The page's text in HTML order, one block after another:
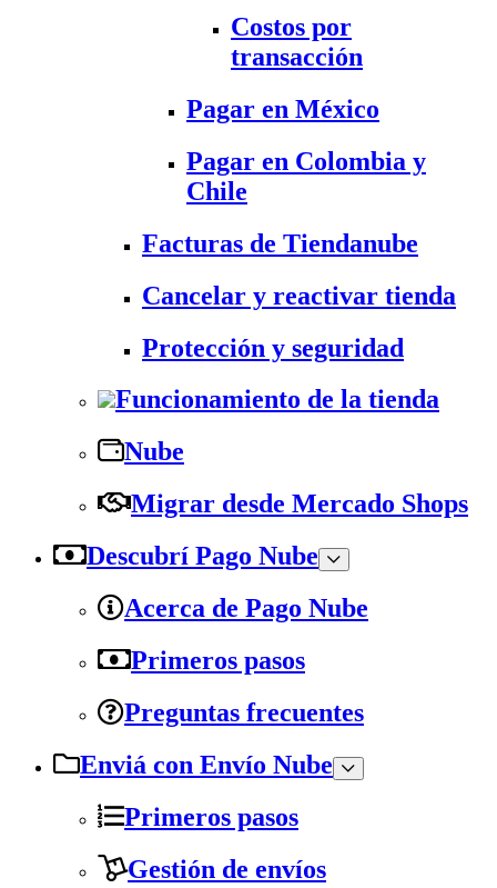
Costos por
transacción
Pagar en México
Pagar en Colombia y
Chile
Facturas de Tiendanube
Cancelar y reactivar tienda
Protección y seguridad
Funcionamiento de la tienda
Nube
Migrar desde Mercado Shops
Descubrí Pago Nube
Acerca de Pago Nube
Primeros pasos
Preguntas frecuentes
Enviá con Envío Nube
Primeros pasos
Gestión de envíos